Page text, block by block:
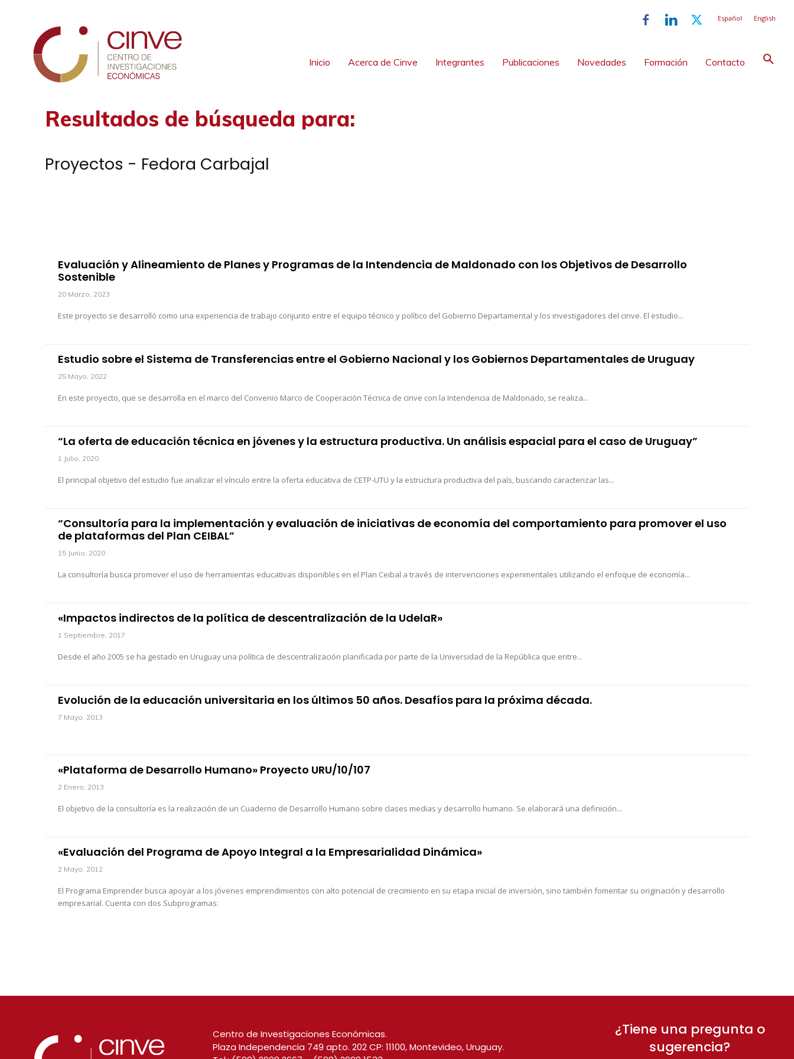
Español English
Inicio Acerca de Cinve Integrantes Publicaciones Novedades Formación Contacto
Resultados de búsqueda para:
Proyectos - Fedora Carbajal
Evaluación y Alineamiento de Planes y Programas de la Intendencia de Maldonado con los Objetivos de Desarrollo
Sostenible
20 Marzo, 2023
Este proyecto se desarrolló como una experiencia de trabajo conjunto entre el equipo técnico y político del Gobierno Departamental y los investigadores del cinve. El estudio...
Estudio sobre el Sistema de Transferencias entre el Gobierno Nacional y los Gobiernos Departamentales de Uruguay
25 Mayo, 2022
En este proyecto, que se desarrolla en el marco del Convenio Marco de Cooperación Técnica de cinve con la Intendencia de Maldonado, se realiza...
“La oferta de educación técnica en jóvenes y la estructura productiva. Un análisis espacial para el caso de Uruguay”
1 Julio, 2020
El principal objetivo del estudio fue analizar el vínculo entre la oferta educativa de CETP-UTU y la estructura productiva del país, buscando caracterizar las...
“Consultoría para la implementación y evaluación de iniciativas de economía del comportamiento para promover el uso
de plataformas del Plan CEIBAL”
15 Junio, 2020
La consultoría busca promover el uso de herramientas educativas disponibles en el Plan Ceibal a través de intervenciones experimentales utilizando el enfoque de economía...
«Impactos indirectos de la política de descentralización de la UdelaR»
1 Septiembre, 2017
Desde el año 2005 se ha gestado en Uruguay una política de descentralización planificada por parte de la Universidad de la República que entre...
Evolución de la educación universitaria en los últimos 50 años. Desafíos para la próxima década.
7 Mayo, 2013
«Plataforma de Desarrollo Humano» Proyecto URU/10/107
2 Enero, 2013
El objetivo de la consultoría es la realización de un Cuaderno de Desarrollo Humano sobre clases medias y desarrollo humano. Se elaborará una definición...
«Evaluación del Programa de Apoyo Integral a la Empresarialidad Dinámica»
2 Mayo, 2012
El Programa Emprender busca apoyar a los jóvenes emprendimientos con alto potencial de crecimiento en su etapa inicial de inversión, sino también fomentar su originación y desarrollo
empresarial. Cuenta con dos Subprogramas:
Centro de Investigaciones Económicas.
Plaza Independencia 749 apto. 202 CP: 11100, Montevideo, Uruguay.
¿Tiene una pregunta o
sugerencia?